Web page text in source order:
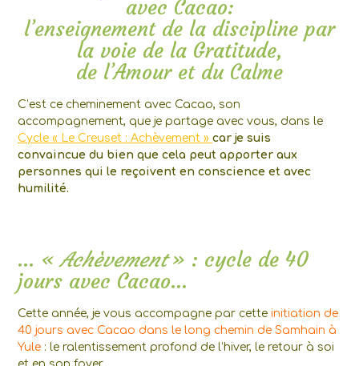
avec Cacao:
l’enseignement de la discipline par
la voie de la Gratitude,
de l’Amour et du Calme
C’est ce cheminement avec Cacao, son
accompagnement, que je partage avec vous, dans le
Cycle « Le Creuset : Achèvement » car je suis
convaincue du bien que cela peut apporter aux
personnes qui le reçoivent en conscience et avec
humilité.
… «Achèvement» : cycle de 40
jours avec Cacao…
Cette année, je vous accompagne par cette initiation de
40 jours avec Cacao dans le long chemin de Samhain à
Yule : le ralentissement profond de l’hiver, le retour à soi